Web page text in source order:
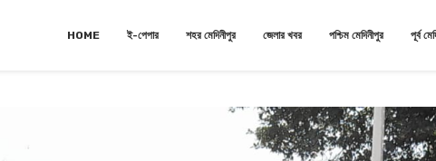
HOME ই-পেপার শহর মেদিনীপুর জেলার খবর পশ্চিম মেদিনীপুর পূর্ব